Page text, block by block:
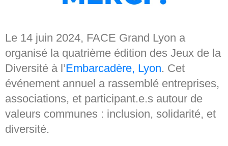
Le 14 juin 2024, FACE Grand Lyon a
organisé la quatrième édition des Jeux de la
Diversité à l’Embarcadère, Lyon. Cet
événement annuel a rassemblé entreprises,
associations, et participant.e.s autour de
valeurs communes : inclusion, solidarité, et
diversité.